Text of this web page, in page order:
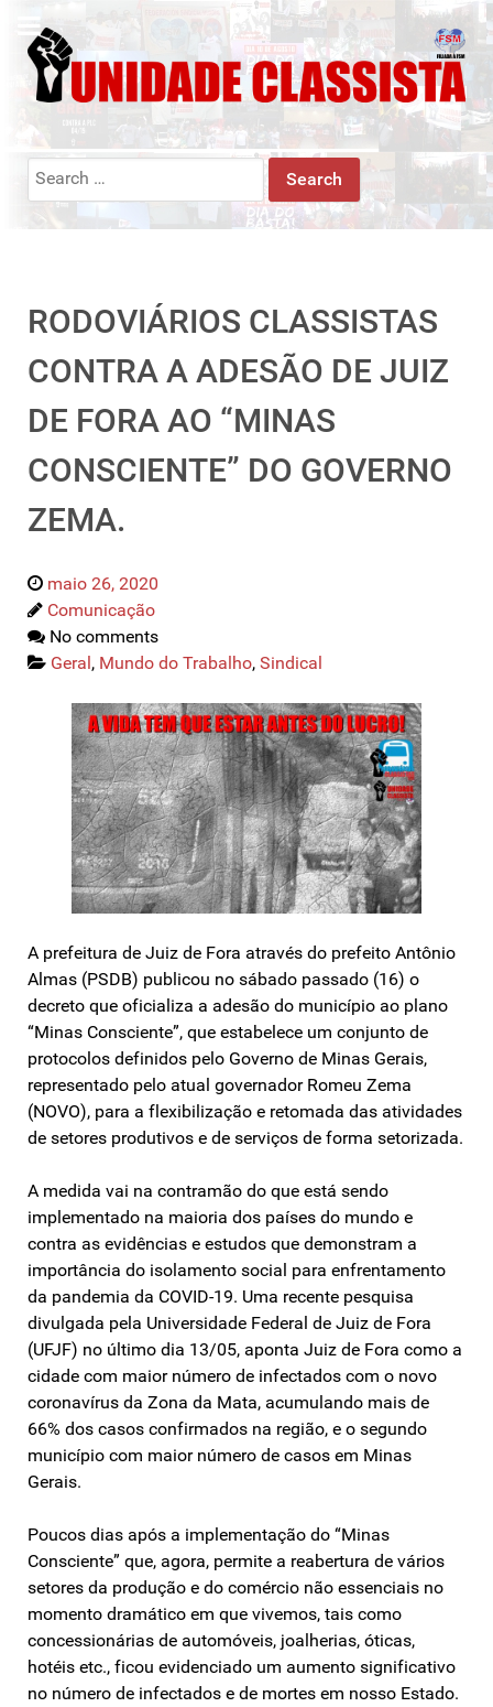
Search
RODOVIÁRIOS CLASSISTAS
CONTRA A ADESÃO DE JUIZ
DE FORA AO “MINAS
CONSCIENTE” DO GOVERNO
ZEMA.
maio 26, 2020
Comunicação
No comments
Geral, Mundo do Trabalho, Sindical
A prefeitura de Juiz de Fora através do prefeito Antônio
Almas (PSDB) publicou no sábado passado (16) o
decreto que oficializa a adesão do município ao plano
“Minas Consciente”, que estabelece um conjunto de
protocolos definidos pelo Governo de Minas Gerais,
representado pelo atual governador Romeu Zema
(NOVO), para a flexibilização e retomada das atividades
de setores produtivos e de serviços de forma setorizada.
A medida vai na contramão do que está sendo
implementado na maioria dos países do mundo e
contra as evidências e estudos que demonstram a
importância do isolamento social para enfrentamento
da pandemia da COVID-19. Uma recente pesquisa
divulgada pela Universidade Federal de Juiz de Fora
(UFJF) no último dia 13/05, aponta Juiz de Fora como a
cidade com maior número de infectados com o novo
coronavírus da Zona da Mata, acumulando mais de
66% dos casos confirmados na região, e o segundo
município com maior número de casos em Minas
Gerais.
Poucos dias após a implementação do “Minas
Consciente” que, agora, permite a reabertura de vários
setores da produção e do comércio não essenciais no
momento dramático em que vivemos, tais como
concessionárias de automóveis, joalherias, óticas,
hotéis etc., ficou evidenciado um aumento significativo
no número de infectados e de mortes em nosso Estado.